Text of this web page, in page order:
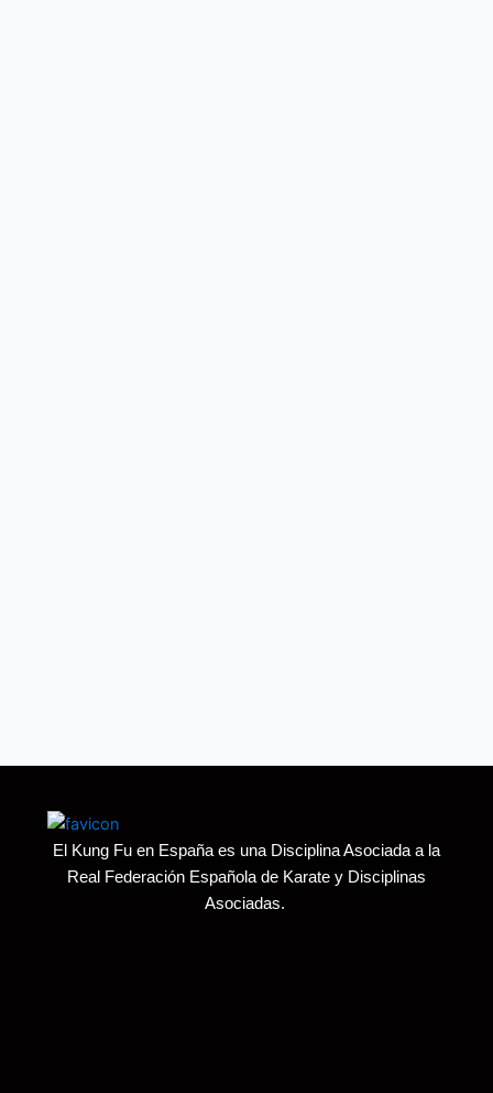
El Kung Fu en España es una Disciplina Asociada a la
Real Federación Española de Karate y Disciplinas
Asociadas.